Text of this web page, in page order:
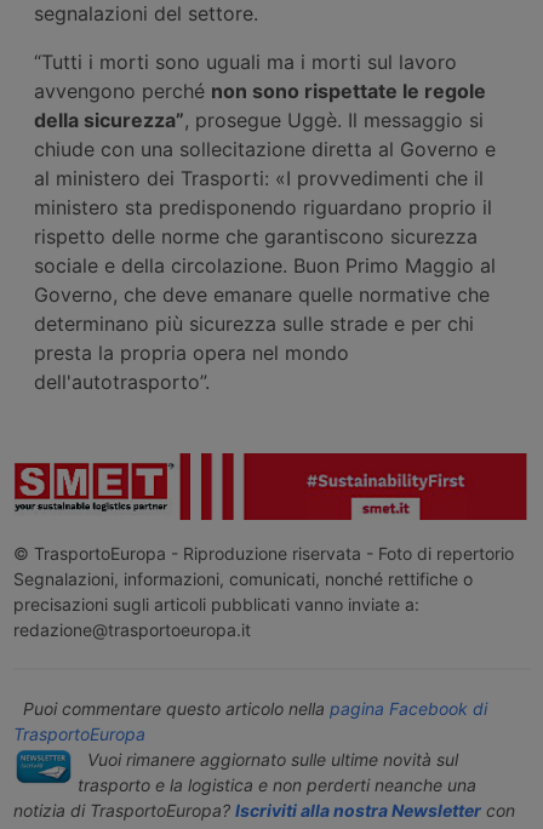
segnalazioni del settore.
“Tutti i morti sono uguali ma i morti sul lavoro
avvengono perché non sono rispettate le regole
della sicurezza”, prosegue Uggè. Il messaggio si
chiude con una sollecitazione diretta al Governo e
al ministero dei Trasporti: «I provvedimenti che il
ministero sta predisponendo riguardano proprio il
rispetto delle norme che garantiscono sicurezza
sociale e della circolazione. Buon Primo Maggio al
Governo, che deve emanare quelle normative che
determinano più sicurezza sulle strade e per chi
presta la propria opera nel mondo
dell'autotrasporto”.
© TrasportoEuropa - Riproduzione riservata - Foto di repertorio
Segnalazioni, informazioni, comunicati, nonché rettifiche o
precisazioni sugli articoli pubblicati vanno inviate a:
redazione@trasportoeuropa.it
Puoi commentare questo articolo nella pagina Facebook di
TrasportoEuropa
Vuoi rimanere aggiornato sulle ultime novità sul
trasporto e la logistica e non perderti neanche una
notizia di TrasportoEuropa? Iscriviti alla nostra Newslettercon